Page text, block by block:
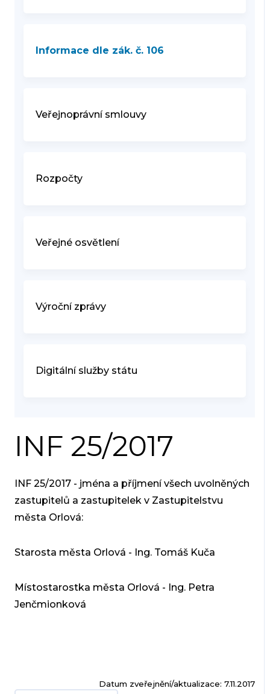
Informace dle zák. č. 106
Veřejnoprávní smlouvy
Rozpočty
Veřejné osvětlení
Výroční zprávy
Digitální služby státu
INF 25/2017
INF 25/2017 - jména a příjmení všech uvolněných
zastupitelů a zastupitelek v Zastupitelstvu
města Orlová:
Starosta města Orlová - Ing. Tomáš Kuča
Místostarostka města Orlová - Ing. Petra
Jenčmionková
Datum zveřejnění/aktualizace: 7.11.2017